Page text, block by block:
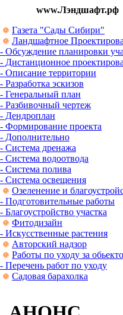
www.Лэндшафт.рф
Газета "Сады Сибири"
Ландшафтное
- Обсуждение планировки
- Дистанционное
- Описание территории
- Разработка эскизов
- Генеральный план
- Разбивочный чертеж
- Дендроплан
- Формирование проекта
- Дополнительно
- Система дренажа
- Система водоотвода
- Система полива
- Система освещения
Озеленение и
- Подготовительные работы
- Благоустройство участка
Фитодизайн
- Искусственные растения
Авторский надзор
Работы по уходу за
- Перечень работ по уходу
Садовая барахолка